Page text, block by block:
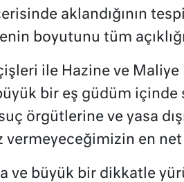
aklandığının
boyutunu tüm
ile Hazine ve Maliye
bir eş güdüm içinde
örgütlerine ve yasa
vermeyeceğimizin en
ve büyük bir dikkatle